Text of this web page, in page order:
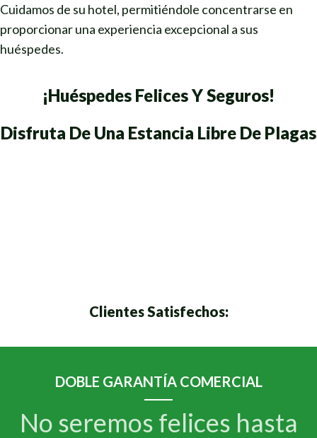
Cuidamos de su hotel, permitiéndole concentrarse en
proporcionar una experiencia excepcional a sus
huéspedes.
¡Huéspedes Felices Y Seguros!
Disfruta De Una Estancia Libre De Plagas
Clientes Satisfechos:
DOBLE GARANTÍA COMERCIAL
No seremos felices hasta